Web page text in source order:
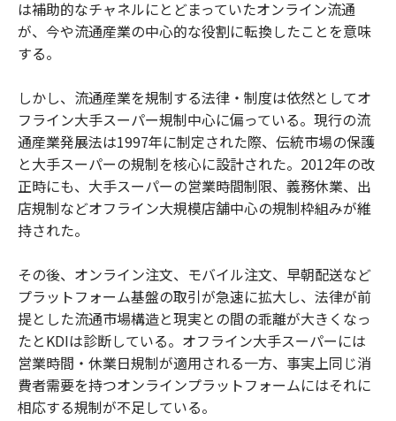
は補助的なチャネルにとどまっていたオンライン流通
が、今や流通産業の中心的な役割に転換したことを意味
する。
しかし、流通産業を規制する法律・制度は依然としてオ
フライン大手スーパー規制中心に偏っている。現行の流
通産業発展法は1997年に制定された際、伝統市場の保護
と大手スーパーの規制を核心に設計された。2012年の改
正時にも、大手スーパーの営業時間制限、義務休業、出
店規制などオフライン大規模店舗中心の規制枠組みが維
持された。
その後、オンライン注文、モバイル注文、早朝配送など
プラットフォーム基盤の取引が急速に拡大し、法律が前
提とした流通市場構造と現実との間の乖離が大きくなっ
たとKDIは診断している。オフライン大手スーパーには
営業時間・休業日規制が適用される一方、事実上同じ消
費者需要を持つオンラインプラットフォームにはそれに
相応する規制が不足している。